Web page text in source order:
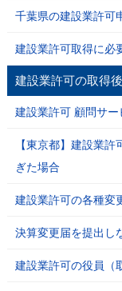
千葉県の建設業許可
建設業許可取得に必
建設業許可の取得
建設業許可 顧問サー
【東京都】建設業
ぎた場合
建設業許可の各種変
決算変更届を提出し
建設業許可の役員（